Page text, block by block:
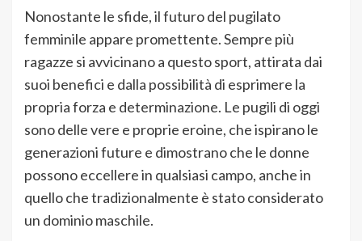
Nonostante le sfide, il futuro del pugilato
femminile appare promettente. Sempre più
ragazze si avvicinano a questo sport, attirata dai
suoi benefici e dalla possibilità di esprimere la
propria forza e determinazione. Le pugili di oggi
sono delle vere e proprie eroine, che ispirano le
generazioni future e dimostrano che le donne
possono eccellere in qualsiasi campo, anche in
quello che tradizionalmente è stato considerato
un dominio maschile.